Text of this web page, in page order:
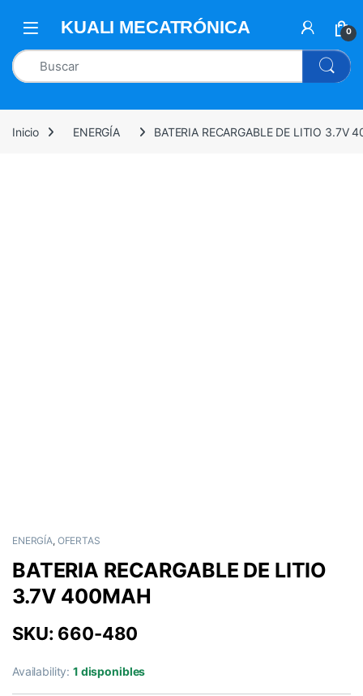
0
Inicio ENERGÍA BATERIA RECARGABLE DE LITIO 3.7V
ENERGÍA, OFERTAS
BATERIA RECARGABLE DE LITIO
3.7V 400MAH
SKU: 660-480
Availability:1 disponibles